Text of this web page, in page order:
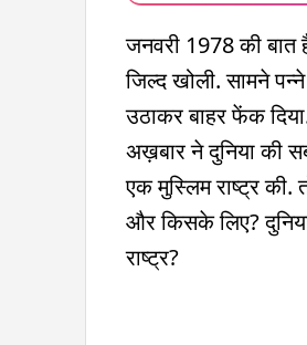
जनवरी 1978 की बात
जिल्द खोली. सामने
उठाकर बाहर फेंक
अख़बार ने दुनिया की
एक मुस्लिम राष्ट्र
और किसके लिए?
राष्ट्र?